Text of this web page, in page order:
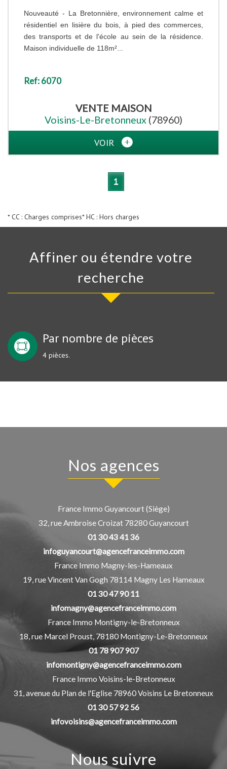
Nouveauté - La Bretonnière, environnement calme et
résidentiel en lisière du bois, à pied des commerces,
des transports et de l'école au sein de la résidence.
Maison individuelle de 118m²...
Ref: 6070
VENTE MAISON
Voisins-Le-Bretonneux (78960)
VOIR
1
* CC : Charges comprises* HC : Hors charges
Affiner ou étendre votre
recherche
Par nombre de pièces
4 pièces.
Nos agences
France Immo Guyancourt (Siège)
32, rue Ambroise Croizat 78280Guyancourt
01 30 43 41 36
infoguyancourt@agencefranceimmo.com
France Immo Magny-les-Hameaux
19, rue Vincent Van Gogh 78114 Magny Les Hameaux
01 30 47 90 11
infomagny@agencefranceimmo.com
France Immo Montigny-le-Bretonneux
18, rue Marcel Proust, 78180 Montigny-Le-Bretonneux
01 78 907 907
infomontigny@agencefranceimmo.com
France Immo Voisins-le-Bretonneux
31, avenue du Plan de l'Eglise 78960Voisins Le Bretonneux
01 30 57 92 56
infovoisins@agencefranceimmo.com
Nous suivre